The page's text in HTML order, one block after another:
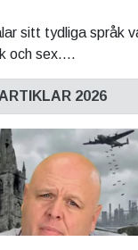
sitt tydliga språk
och sex....
2026